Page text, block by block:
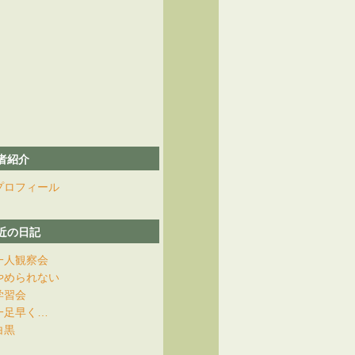
紹介
ロフィール
の日記
人観察会
められない
習会
足早く…
黒